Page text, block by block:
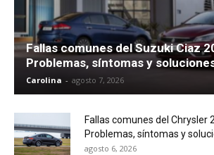
Fallas comunes del Suzuki Ciaz
Problemas, síntomas y
Carolina - agosto 7, 2026
Fallas comunes del Chrysler
Problemas, síntomas y
agosto 6, 2026